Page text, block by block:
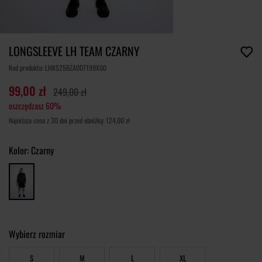
LONGSLEEVE LH TEAM CZARNY
Kod produktu: LHKS25BZA007199X00
99,00 zł 249,00 zł
oszczędzasz 60%
Najniższa cena z 30 dni przed obniżką: 124,00 zł
Kolor: Czarny
Wybierz rozmiar
S M L XL